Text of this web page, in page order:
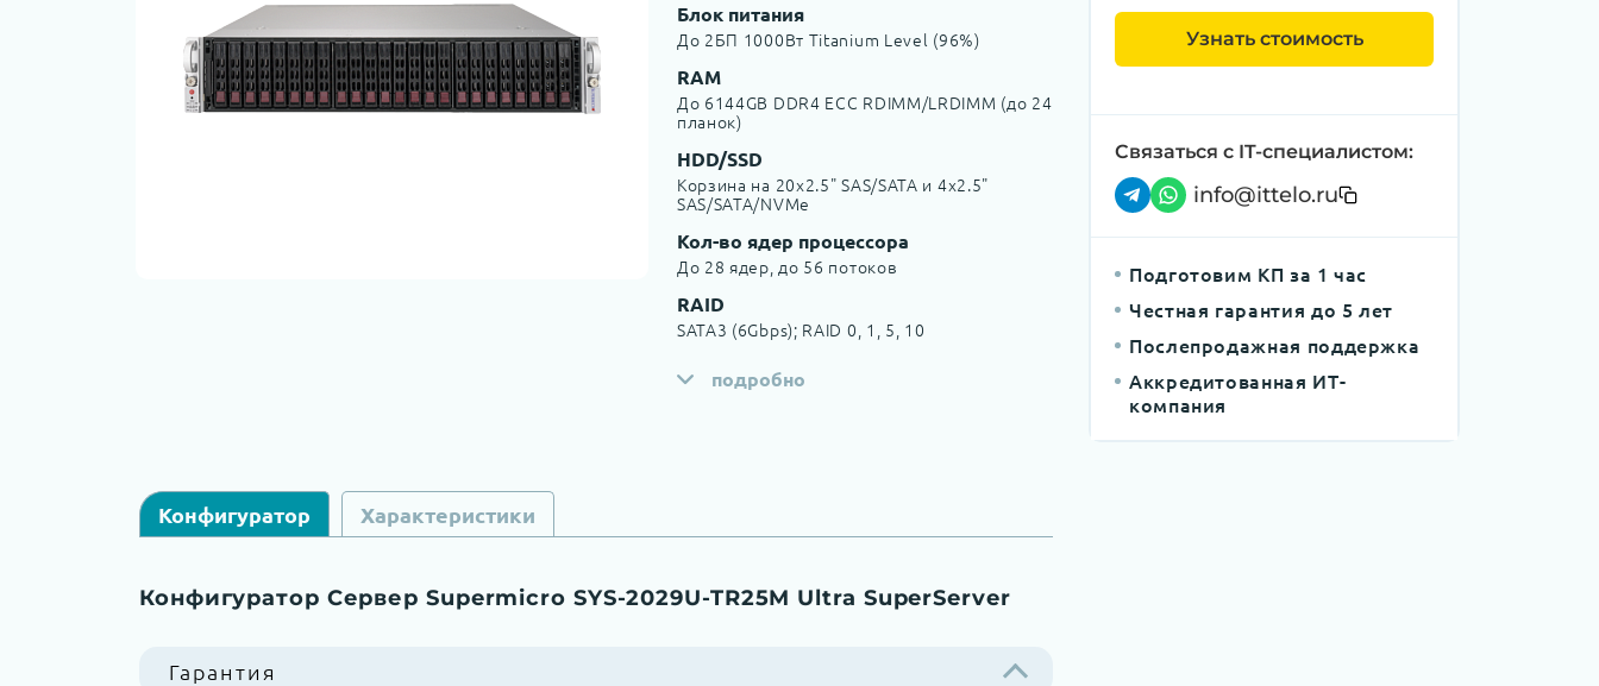
Блок питания
До 2БП 1000Вт Titanium Level (96%)
RAM
До 6144GB DDR4 ECC RDIMM/LRDIMM (до 24
планок)
HDD/SSD
Корзина на 20x2.5" SAS/SATA и 4x2.5"
SAS/SATA/NVMe
Кол-во ядер процессора
До 28 ядер, до 56 потоков
RAID
SATA3 (6Gbps); RAID 0, 1, 5, 10
подробно
Конфигуратор Характеристики
Конфигуратор Сервер Supermicro SYS-2029U-TR25M Ultra SuperServer
Гарантия
Узнать стоимость
Связаться с IT-специалистом:
info@ittelo.ru
Подготовим КП за 1 час
Честная гарантия до 5 лет
Послепродажная поддержка
Аккредитованная ИТ-
компания